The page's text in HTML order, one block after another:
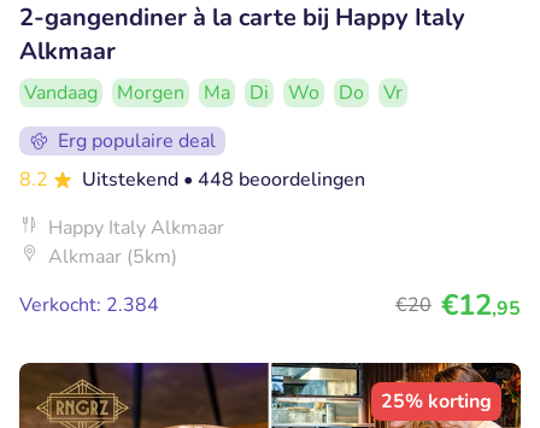
2-gangendiner à la carte bij Happy Italy
Alkmaar
Vandaag Morgen Ma Di Wo Do
Vr
Erg populaire deal
8.2
Uitstekend • 448 beoordelingen
Happy Italy Alkmaar
Alkmaar (5km)
Verkocht: 2.384
€20 €12,95
25% korting